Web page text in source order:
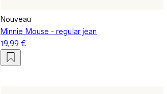
Nouveau
Minnie Mouse - regular jean
19,99 €